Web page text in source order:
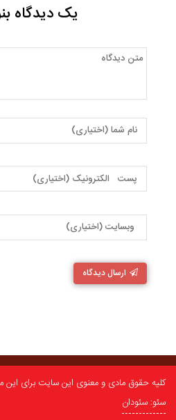
یک دیدگاه
ارسال دیدگاه
کلیه حقوق مادی و معنوی این سایت برای
سئو: سئودان